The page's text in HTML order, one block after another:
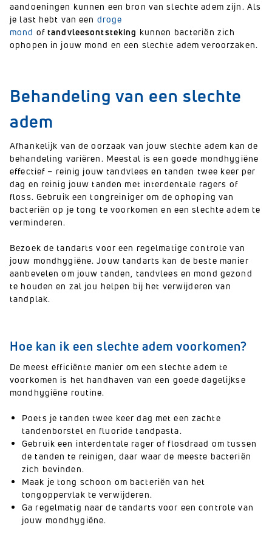
aandoeningen kunnen een bron van slechte adem zijn. Als
je last hebt van een droge
mond oftandvleesontsteking kunnen bacteriën zich
ophopen in jouw mond en een slechte adem veroorzaken.
Behandeling van een slechte
adem
Afhankelijk van de oorzaak van jouw slechte adem kan de
behandeling variëren. Meestal is een goede mondhygiëne
effectief – reinig jouw tandvlees en tanden twee keer per
dag en reinig jouw tanden met interdentale ragers of
floss. Gebruik een tongreiniger om de ophoping van
bacteriën op je tong te voorkomen en een slechte adem te
verminderen.
Bezoek de tandarts voor een regelmatige controle van
jouw mondhygiëne. Jouw tandarts kan de beste manier
aanbevelen om jouw tanden, tandvlees en mond gezond
te houden en zal jou helpen bij het verwijderen van
tandplak.
Hoe kan ik een slechte adem voorkomen?
De meest efficiënte manier om een slechte adem te
voorkomen is het handhaven van een goede dagelijkse
mondhygiëne routine.
Poets je tanden twee keer dag met een zachte
tandenborstel en fluoride tandpasta.
Gebruik een interdentale rager of flosdraad om tussen
de tanden te reinigen, daar waar de meeste bacteriën
zich bevinden.
Maak je tong schoon om bacteriën van het
tongoppervlak te verwijderen.
Ga regelmatig naar de tandarts voor een controle van
jouw mondhygiëne.